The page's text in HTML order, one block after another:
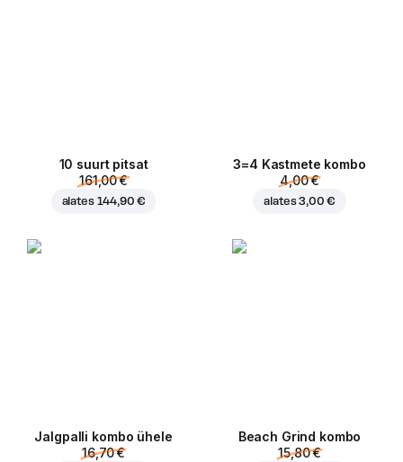
10 suurt pitsat
161,00 €
alates 144,90 €
3=4 Kastmete kombo
4,00 €
alates3,00 €
Jalgpalli kombo ühele
16,70 €
Beach Grind kombo
15,80 €